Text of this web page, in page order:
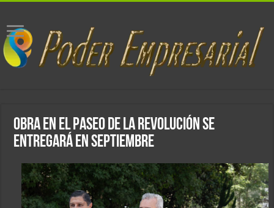
Obra en el Paseo de la Revolución se
entregará en septiembre